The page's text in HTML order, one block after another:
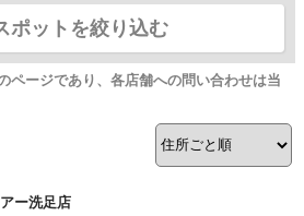
ポットを絞り込む
ページであり、各店舗への問い合わせは当
ー洗足店